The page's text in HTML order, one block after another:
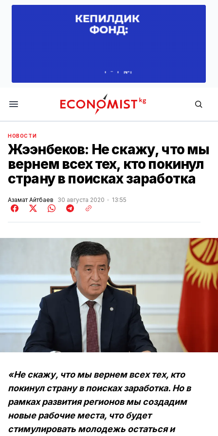
Economist.kg
НОВОСТИ
Жээнбеков: Не скажу, что мы
вернем всех тех, кто покинул
страну в поисках заработка
Азамат Айтбаев 30 августа 2020 13:55
«Не скажу, что мы вернем всех тех, кто
покинул страну в поисках заработка. Но в
рамках развития регионов мы создадим
новые рабочие места, что будет
стимулировать молодежь остаться и